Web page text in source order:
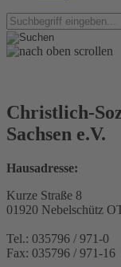
Christlich-
Sachsen e.V.
Hausadresse:
Kurze Straße 8
01920 Nebelschütz
Tel.: 035796 / 971-0
Fax: 035796 / 971-16